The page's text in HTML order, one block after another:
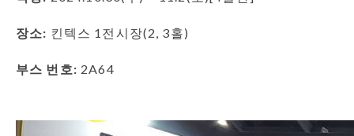
장소: 킨텍스 1전시장(2, 3홀)
부스 번호: 2A64